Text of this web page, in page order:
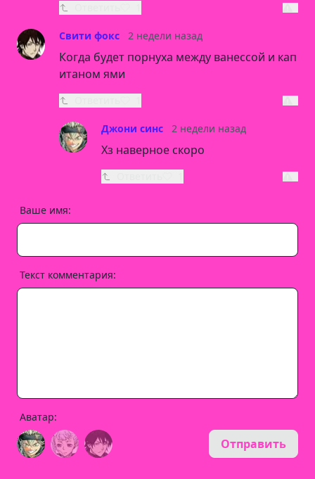
Свити фокс 2 недели назад
Когда будет порнуха между ванессой и кап
итаном ями
Джони синс 2 недели назад
Хз наверное скоро
Ваше имя:
Текст комментария:
Аватар:
Отправить